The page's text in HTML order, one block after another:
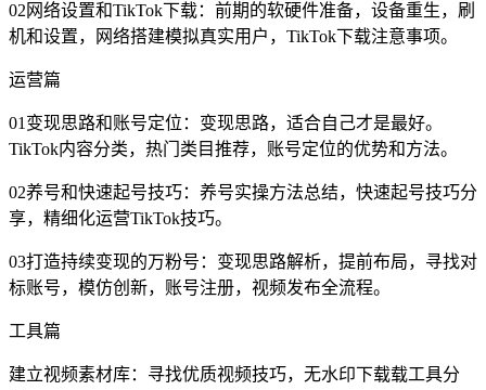
02网络设置和TikTok下载：前期的软硬件准备，设备重生，刷
机和设置，网络搭建模拟真实用户，TikTok下载注意事项。
运营篇
01变现思路和账号定位：变现思路，适合自己才是最好。
TikTok内容分类，热门类目推荐，账号定位的优势和方法。
02养号和快速起号技巧：养号实操方法总结，快速起号技巧分
享，精细化运营TikTok技巧。
03打造持续变现的万粉号：变现思路解析，提前布局，寻找对
标账号，模仿创新，账号注册，视频发布全流程。
工具篇
建立视频素材库：寻找优质视频技巧，无水印下载载工具分